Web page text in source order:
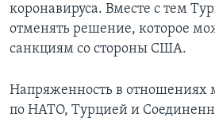
коронавируса. Вместе с тем
отменять решение, которое
санкциям со стороны США.
Напряженность в
по НАТО, Турцией и